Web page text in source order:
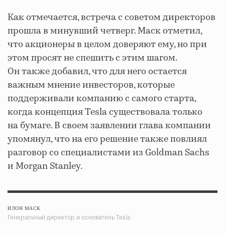
Как отмечается, встреча с советом директоров
прошла в минувший четверг. Маск отметил,
что акционеры в целом доверяют ему, но при
этом просят не спешить с этим шагом.
Он также добавил, что для него остается
важным мнение инвесторов, которые
поддерживали компанию с самого старта,
когда концепция Tesla существовала только
на бумаге. В своем заявлении глава компании
упомянул, что на его решение также повлиял
разговор со специалистами из Goldman Sachs
и Morgan Stanley.
ИЛОН МАСК
Генеральный директор и основатель Tesla